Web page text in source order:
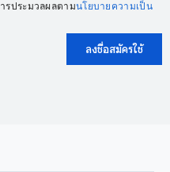
รประมวลผลตามนโยบายความเป็น
ลงชื่อสมัครใช้